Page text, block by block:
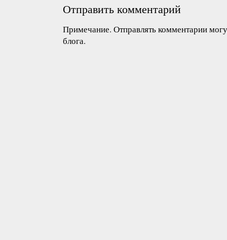
Отправить комментарий
Примечание. Отправлять комментарии
блога.